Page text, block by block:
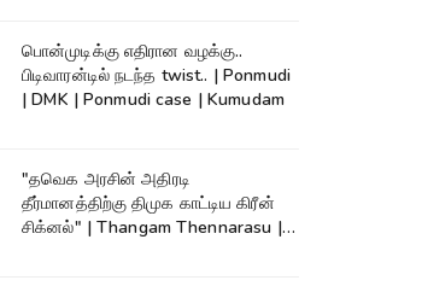
பொன்முடிக்கு எதிரான வழக்கு..
பிடிவாரன்டில் நடந்த twist.. | Ponmudi
| DMK | Ponmudi case | Kumudam
"தவெக அரசின் அதிரடி
தீர்மானத்திற்கு திமுக காட்டிய கிரீன்
சிக்னல்" | Thangam Thennarasu |